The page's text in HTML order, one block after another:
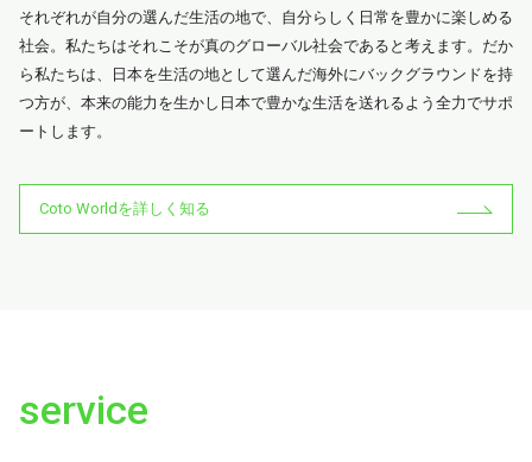
それぞれが自分の選んだ生活の地で、自分らしく日常を豊かに楽しめる
社会。私たちはそれこそが真のグローバル社会であると考えます。だか
ら私たちは、日本を生活の地として選んだ海外にバックグラウンドを持
つ方が、本来の能力を生かし日本で豊かな生活を送れるよう全力でサポ
ートします。
Coto Worldを詳しく知る
service